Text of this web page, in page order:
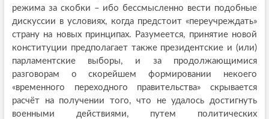
режима за скобки – ибо бессмысленно вести подобные
дискуссии в условиях, когда предстоит «переучреждать»
страну на новых принципах. Разумеется, принятие новой
конституции предполагает также президентские и (или)
парламентские выборы, и за продолжающимися
разговорам о скорейшем формировании некоего
«временного переходного правительства» скрывается
расчёт на получении того, что не удалось достигнуть
военными действиями, путем политических